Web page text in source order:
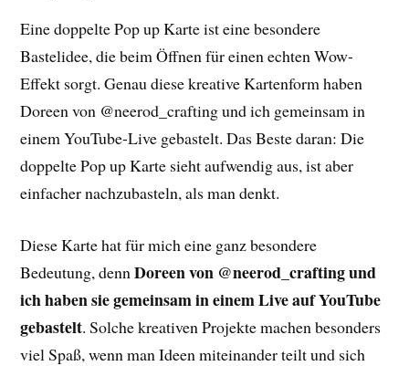
Eine doppelte Pop up Karte ist eine besondere
Bastelidee, die beim Öffnen für einen echten Wow-
Effekt sorgt. Genau diese kreative Kartenform haben
Doreen von @neerod_crafting und ich gemeinsam in
einem YouTube-Live gebastelt. Das Beste daran: Die
doppelte Pop up Karte sieht aufwendig aus, ist aber
einfacher nachzubasteln, als man denkt.
Diese Karte hat für mich eine ganz besondere
Bedeutung, dennDoreen von @neerod_crafting und
ich haben sie gemeinsam in einem Live auf YouTube
gebastelt. Solche kreativen Projekte machen besonders
viel Spaß, wenn man Ideen miteinander teilt und sich